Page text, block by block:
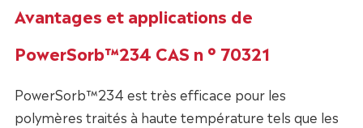
Avantages et applications de
PowerSorb™234 CAS n ° 70321
PowerSorb™234 est très efficace pour les
polymères traités à haute température tels que les